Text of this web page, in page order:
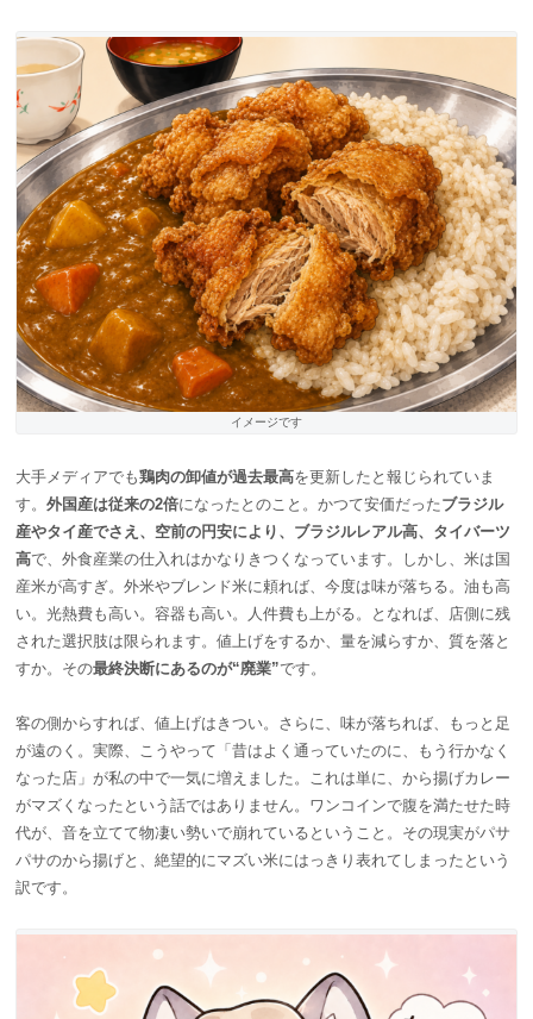
イメージです
大手メディアでも鶏肉の卸値が過去最高を更新したと報じられていま
す。 外国産は従来の2倍になったとのこと。かつて安価だったブラジル
産やタイ産でさえ、空前の円安により、ブラジルレアル高、タイバーツ
高で、外食産業の仕入れはかなりきつくなっています。しかし、米は国
産米が高すぎ。外米やブレンド米に頼れば、今度は味が落ちる。油も高
い。光熱費も高い。容器も高い。人件費も上がる。となれば、店側に残
された選択肢は限られます。値上げをするか、量を減らすか、質を落と
すか。その最終決断にあるのが“廃業”です。
客の側からすれば、値上げはきつい。さらに、味が落ちれば、もっと足
が遠のく。実際、こうやって「昔はよく通っていたのに、もう行かなく
なった店」が私の中で一気に増えました。これは単に、から揚げカレー
がマズくなったという話ではありません。ワンコインで腹を満たせた時
代が、音を立てて物凄い勢いで崩れているということ。その現実がパサ
パサのから揚げと、絶望的にマズい米にはっきり表れてしまったという
訳です。